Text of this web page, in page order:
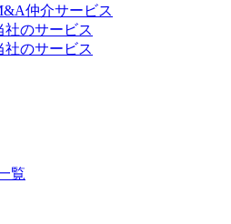
仲介サービス
社のサービス
社のサービス
覧